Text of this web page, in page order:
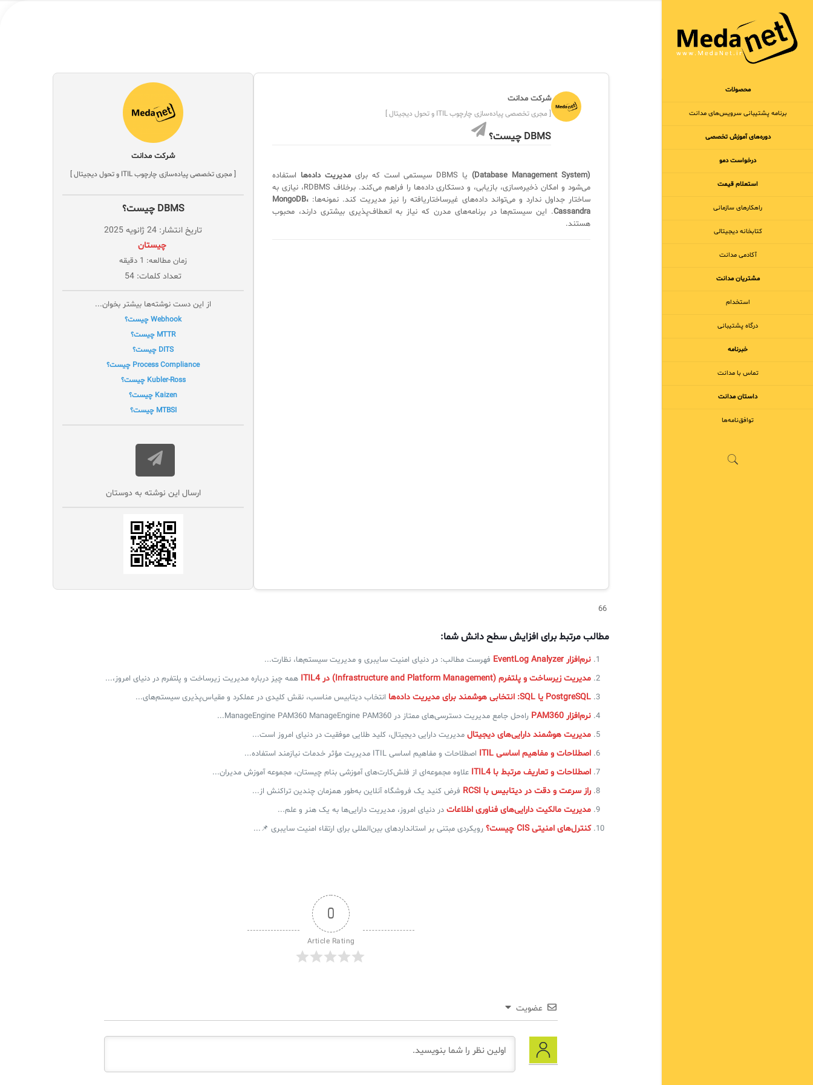
محصولات
برنامه‌ پشتیبانی سرویس‌های مدانت
دوره‌های آموزش تخصصی
درخواست دمو
استعلام قیمت
راهکارهای سازمانی
کتابخانه دیجیتالی
آکادمی مدانت
مشتریان مدانت
استخدام
درگاه پشتیبانی
خبرنامه
تماس با مدانت
داستان مدانت
توافق‌نامه‌ها
شرکت مدانت
[ مجری تخصصی پیاده‌سازی چارچوب ITIL و تحول دیجیتال ]
DBMS چیست؟
(Database Management System) یا DBMS سیستمی است که برای مدیریت داده‌ها استفاده
می‌شود و امکان ذخیره‌سازی، بازیابی، و دستکاری داده‌ها را فراهم می‌کند. برخلاف RDBMS، نیازی به
ساختار جداول ندارد و می‌تواند داده‌های غیرساختاریافته را نیز مدیریت کند. نمونه‌ها: MongoDB،
Cassandra. این سیستم‌ها در برنامه‌های مدرن که نیاز به انعطاف‌پذیری بیشتری دارند، محبوب
هستند.
شرکت مدانت
[ مجری تخصصی پیاده‌سازی چارچوب ITIL و تحول دیجیتال ]
DBMS چیست؟
تاریخ انتشار: 24 ژانویه 2025
‌ چیستان
زمان مطالعه: 1 دقیقه
تعداد کلمات: 54
از این دست نوشته‌ها بیشتر بخوان...
Webhook چیست؟
MTTR چیست؟
DITS چیست؟
Process Compliance چیست؟
Kubler-Ross چیست؟
Kaizen چیست؟
MTBSI چیست؟
ارسال این نوشته به دوستان‌
66
مطالب مرتبط برای افزایش سطح دانش شما:
نرم‌افزار EventLog Analyzer فهرست مطالب: در دنیای امنیت سایبری و مدیریت سیستم‌ها، نظارت...
مدیریت زیرساخت و پلتفرم (Infrastructure and Platform Management) در ITIL4 همه چیز درباره مدیریت زیرساخت و پلتفرم در دنیای امروز،...
PostgreSQL یا SQL: انتخابی هوشمند برای مدیریت داده‌ها انتخاب دیتابیس مناسب، نقش کلیدی در عملکرد و مقیاس‌پذیری سیستم‌های...
نرم‌افزار PAM360 راه‌حل جامع مدیریت دسترسی‌های ممتاز در ManageEngine PAM360 ManageEngine PAM360...
مدیریت هوشمند دارایی‌های دیجیتال مدیریت دارایی دیجیتال، کلید طلایی موفقیت در دنیای امروز است...
اصطلاحات و مفاهیم اساسی ITIL اصطلاحات و مفاهیم اساسی ITIL مدیریت مؤثر خدمات نیازمند استفاده...
اصطلاحات و تعاریف مرتبط با ITIL4 علاوه مجموعه‌ای از فلش‌کارت‌های آموزشی بنام چیستان، مجموعه‌ آموزش مدیران...
راز سرعت و دقت در دیتابیس با RCSI فرض کنید یک فروشگاه آنلاین به‌طور همزمان چندین تراکنش از...
مدیریت مالکیت دارایی‌های فناوری اطلاعات در دنیای امروز، مدیریت دارایی‌ها به یک هنر و علم...
کنترل‌های امنیتی CIS چیست؟ رویکردی مبتنی بر استانداردهای بین‌المللی برای ارتقاء امنیت سایبری 📌...
0
Article Rating
عضویت